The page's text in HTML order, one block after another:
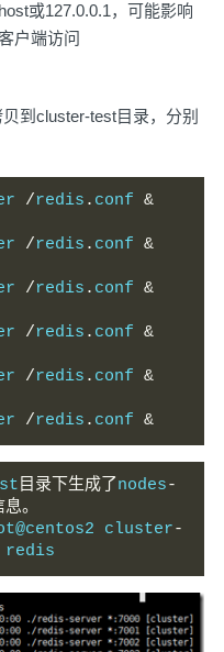
或127.0.0.1，可能影响
户端访问
到cluster-test目录，分别
/redis . conf &
/redis . conf &
/redis . conf &
/redis . conf &
/redis . conf &
/redis . conf &
目录下生成了 nodes-
。
cluster-
redis